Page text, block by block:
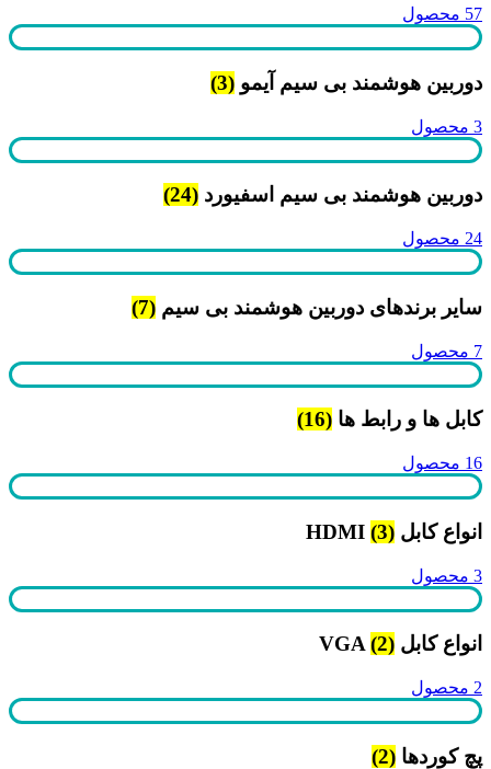
57 محصول
دوربین هوشمند بی سیم آیمو (3)
3 محصول
دوربین هوشمند بی سیم اسفیورد (24)
24 محصول
سایر برندهای دوربین هوشمند بی سیم (7)
7 محصول
کابل ها و رابط ها (16)
16 محصول
انواع کابل HDMI (3)
3 محصول
انواع کابل VGA (2)
2 محصول
پچ کوردها (2)